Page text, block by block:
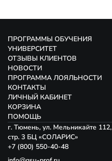
ПРОГРАММЫ ОБУЧЕНИЯ
УНИВЕРСИТЕТ
ОТЗЫВЫ КЛИЕНТОВ
НОВОСТИ
ПРОГРАММА ЛОЯЛЬНОСТИ
КОНТАКТЫ
ЛИЧНЫЙ КАБИНЕТ
КОРЗИНА
ПОМОЩЬ
г. Тюмень, ул. Мельникайте 112,
стр. 3 БЦ «СОЛАРИС»
+7 (800) 550-40-48